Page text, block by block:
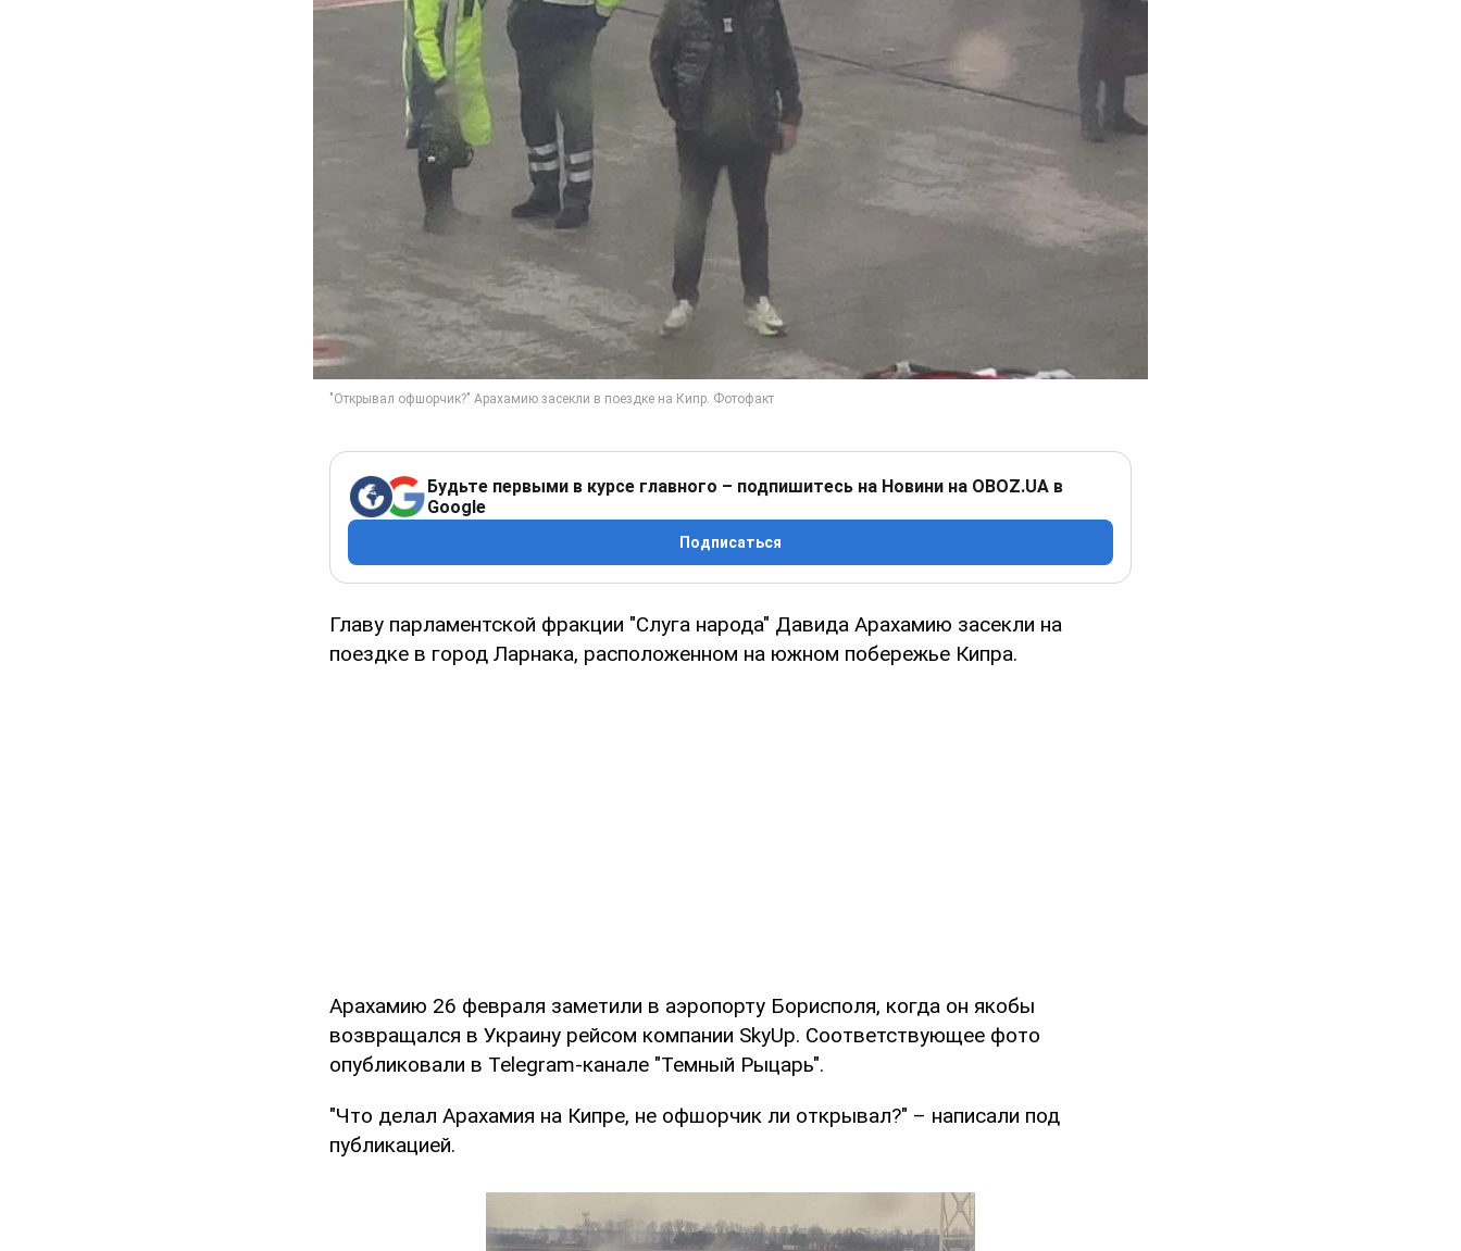
Будьте первыми в курсе главного – подпишитесь на Новини на OBOZ.UA в
Google
Подписаться
Главу парламентской фракции "Слуга народа" Давида Арахамию засекли на
поездке в город Ларнака, расположенном на южном побережье Кипра.
Арахамию 26 февраля заметили в аэропорту Борисполя, когда он якобы
возвращался в Украину рейсом компании SkyUp. Соответствующее фото
опубликовали в Telegram-канале "Темный Рыцарь".
"Что делал Арахамия на Кипре, не офшорчик ли открывал?" – написали под
публикацией.